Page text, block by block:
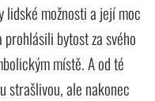
lidské možnosti a její moc
bytost za svého
místě. A od té
strašlivou, ale nakonec